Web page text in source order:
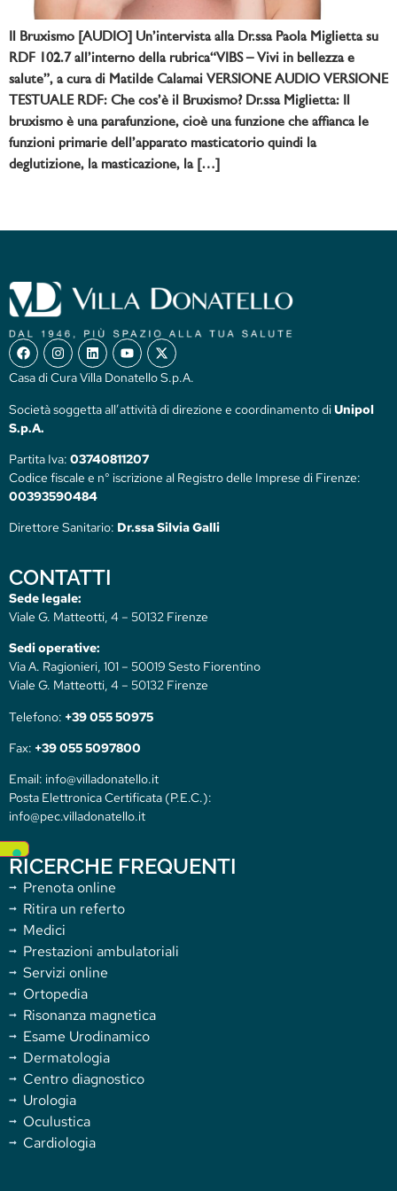
Il Bruxismo [AUDIO] Un’intervista alla Dr.ssa Paola Miglietta su
RDF 102.7 all’interno della rubrica“VIBS – Vivi in bellezza e
salute”, a cura di Matilde Calamai VERSIONE AUDIO VERSIONE
TESTUALE RDF: Che cos’è il Bruxismo? Dr.ssa Miglietta: Il
bruxismo è una parafunzione, cioè una funzione che affianca le
funzioni primarie dell’apparato masticatorio quindi la
deglutizione, la masticazione, la […]
Casa di Cura Villa Donatello S.p.A.
Società soggetta all’attività di direzione e coordinamento diUnipol
S.p.A.
Partita Iva: 03740811207
Codice fiscale e n° iscrizione al Registro delle Imprese di Firenze:
00393590484
Direttore Sanitario: Dr.ssa Silvia Galli
CONTATTI
Sede legale:
Viale G. Matteotti, 4 – 50132 Firenze
Sedi operative:
Via A. Ragionieri, 101 – 50019 Sesto Fiorentino
Viale G. Matteotti, 4 – 50132 Firenze
Telefono: +39 055 50975
Fax: +39 055 5097800
Email: info@villadonatello.it
Posta Elettronica Certificata (P.E.C.):
info@pec.villadonatello.it
RICERCHE FREQUENTI
Prenota online
Ritira un referto
Medici
Prestazioni ambulatoriali
Servizi online
Ortopedia
Risonanza magnetica
Esame Urodinamico
Dermatologia
Centro diagnostico
Urologia
Oculustica
Cardiologia